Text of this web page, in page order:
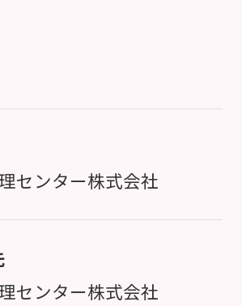
センター株式会社
センター株式会社